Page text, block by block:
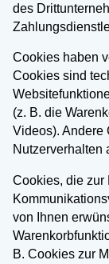
des
Cookies haben
Cookies sind
(z. B. die
Videos). Andere
Nutzerverhalten
Cookies, die zur
von Ihnen
B. Cookies zur